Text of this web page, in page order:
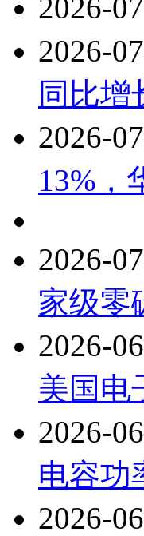
2026-
2026-
同比增
2026-
13%，
2026-
家级零
2026-
美国电
2026-
电容功
2026-